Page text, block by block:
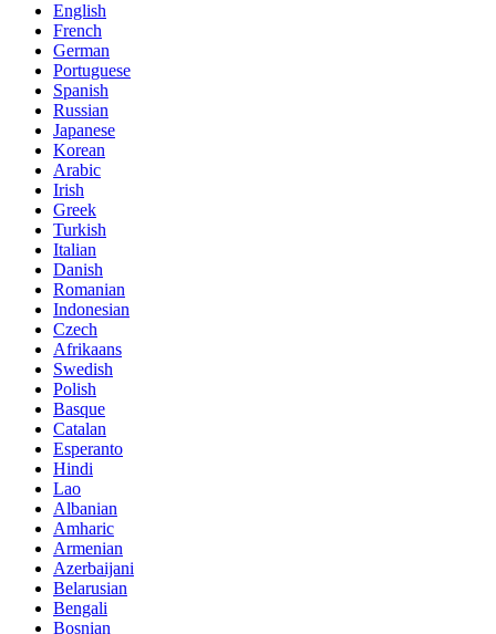
English
French
German
Portuguese
Spanish
Russian
Japanese
Korean
Arabic
Irish
Greek
Turkish
Italian
Danish
Romanian
Indonesian
Czech
Afrikaans
Swedish
Polish
Basque
Catalan
Esperanto
Hindi
Lao
Albanian
Amharic
Armenian
Azerbaijani
Belarusian
Bengali
Bosnian